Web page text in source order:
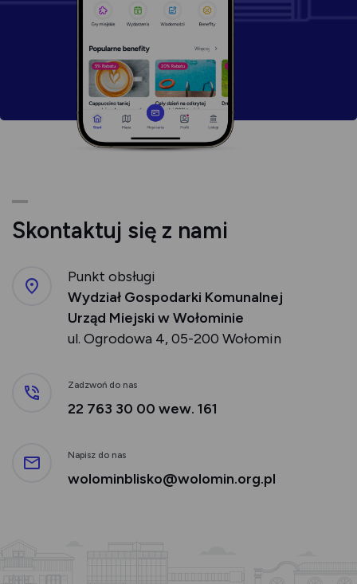
Skontaktuj się z nami
Punkt obsługi
Wydział Gospodarki Komunalnej
Urząd Miejski w Wołominie
ul. Ogrodowa 4, 05-200 Wołomin
Zadzwoń do nas
22 763 30 00 wew. 161
Napisz do nas
wolominblisko@wolomin.org.pl